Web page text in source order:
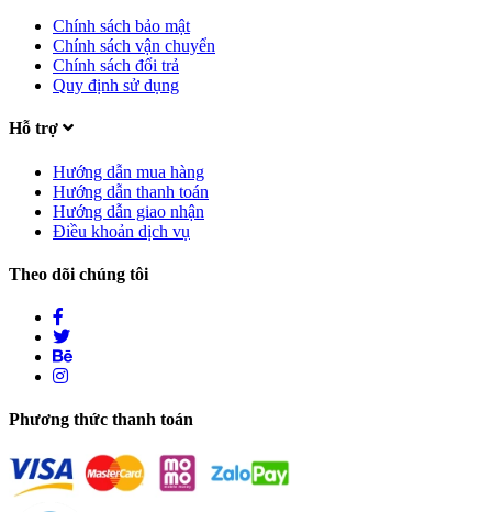
Chính sách bảo mật
Chính sách vận chuyển
Chính sách đổi trả
Quy định sử dụng
Hỗ trợ
Hướng dẫn mua hàng
Hướng dẫn thanh toán
Hướng dẫn giao nhận
Điều khoản dịch vụ
Theo dõi chúng tôi
Phương thức thanh toán